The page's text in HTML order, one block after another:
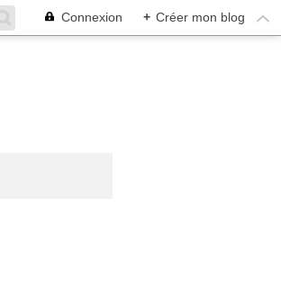
Connexion + Créer mon blog